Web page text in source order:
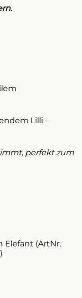
Lilli -
perfekt zum
Elefant (ArtNr.